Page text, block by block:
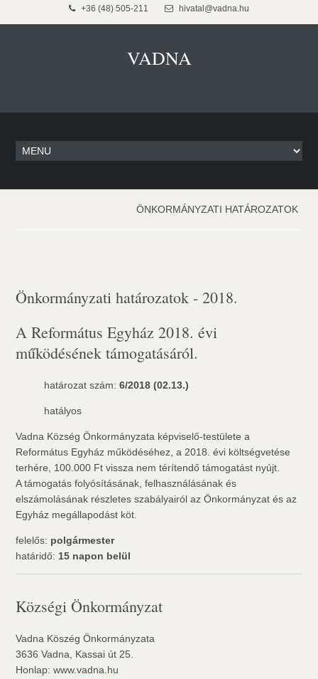
+36 (48) 505-211 hivatal@vadna.hu
VADNA
ÖNKORMÁNYZATI HATÁROZATOK
Önkormányzati határozatok - 2018.
A Református Egyház 2018. évi
működésének támogatásáról.
határozat szám:6/2018 (02.13.)
hatályos
Vadna Község Önkormányzata képviselő-testülete a
Református Egyház működéséhez, a 2018. évi költségvetése
terhére, 100.000 Ft vissza nem térítendő támogatást nyújt.
A támogatás folyósításának, felhasználásának és
elszámolásának részletes szabályairól az Önkormányzat és az
Egyház megállapodást köt.
felelős: polgármester
határidő: 15 napon belül
Községi Önkormányzat
Vadna Köszég Önkormányzata
3636 Vadna, Kassai út 25.
Honlap: www.vadna.hu